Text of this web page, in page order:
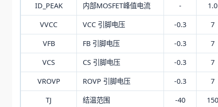
ID_PEAK 内部MOSFET峰值电流 - 1.0
VVCC VCC 引脚电压 -0.3 7
VFB FB 引脚电压 -0.3 7
VCS CS 引脚电压 -0.3 7
VROVP ROVP 引脚电压 -0.3 7
TJ 结温范围 -40 150